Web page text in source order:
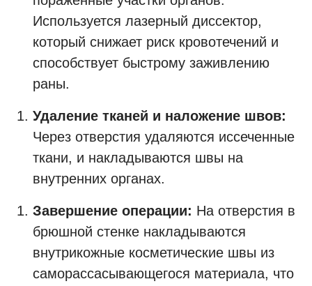
Используется лазерный диссектор,
который снижает риск кровотечений и
способствует быстрому заживлению
раны.
Удаление тканей и наложение швов:
Через отверстия удаляются иссеченные
ткани, и накладываются швы на
внутренних органах.
Завершение операции: На отверстия в
брюшной стенке накладываются
внутрикожные косметические швы из
саморассасывающегося материала, что